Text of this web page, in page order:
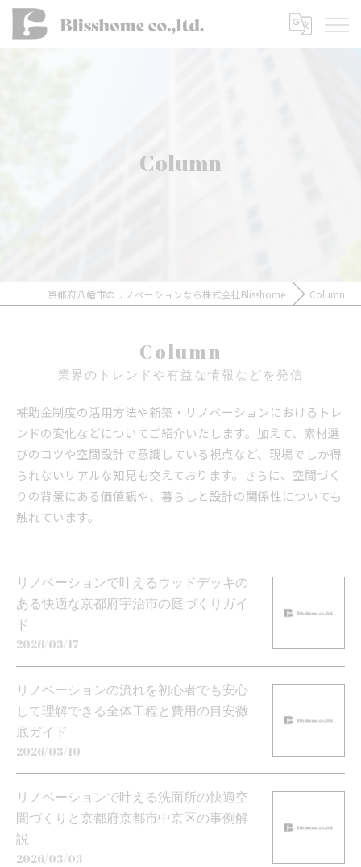
Column
京都府八幡市のリノベーションなら株式会社Blisshome Column
Column
業界のトレンドや有益な情報などを発信
補助金制度の活用方法や新築・リノベーションにおけるトレ
ンドの変化などについてご紹介いたします。加えて、素材選
びのコツや空間設計で意識している視点など、現場でしか得
られないリアルな知見も交えております。さらに、空間づく
りの背景にある価値観や、暮らしと設計の関係性についても
触れています。
リノベーションで叶えるウッドデッキの
ある快適な京都府宇治市の庭づくりガイ
ド
2026/03/17
リノベーションの流れを初心者でも安心
して理解できる全体工程と費用の目安徹
底ガイド
2026/03/10
リノベーションで叶える洗面所の快適空
間づくりと京都府京都市中京区の事例解
説
2026/03/03